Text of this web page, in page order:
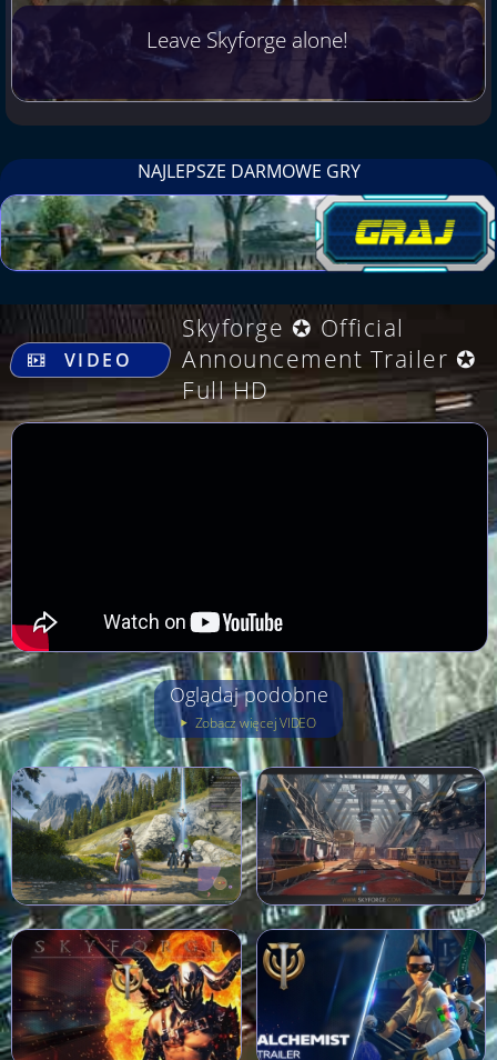
Leave Skyforge alone!
NAJLEPSZE DARMOWE GRY
.
VIDEO
Skyforge ✪ Official
Announcement Trailer ✪
Full HD
Oglądaj podobne
Zobacz więcej VIDEO